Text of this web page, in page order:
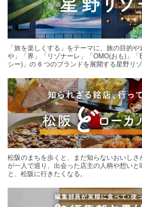
「旅を楽しくする」をテーマに、旅の目的
や」「界」「リゾナーレ」「OMO(おも)」
シー)」の 6 つのブランドを展開する星野リ
松阪のまちを歩くと、まだ知らないおいし
が一人で巡り、出会った店主の人柄や想い
と、松阪に行きたくなる。